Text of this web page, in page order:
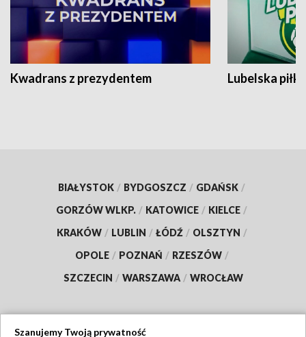
Kwadrans z prezydentem Lubelska piłka
BIAŁYSTOK / BYDGOSZCZ / GDAŃSK /
GORZÓW WLKP. / KATOWICE / KIELCE /
KRAKÓW / LUBLIN / ŁÓDŹ / OLSZTYN /
OPOLE / POZNAŃ / RZESZÓW /
SZCZECIN / WARSZAWA / WROCŁAW
Szanujemy Twoją prywatność